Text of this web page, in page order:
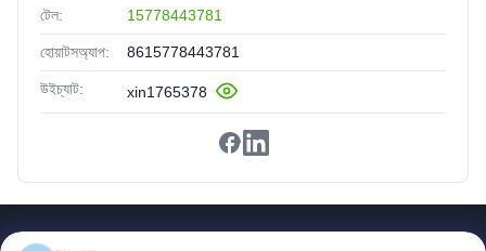
টেল: 15778443781
হোয়াটসঅ্যাপ: 8615778443781
উইচ্যাট: xin1765378